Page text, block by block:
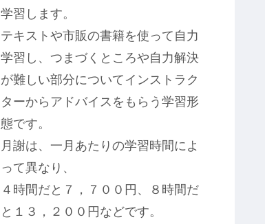
学習します。
テキストや市販の書籍を使って自力
学習し、つまづくところや自力解決
が難しい部分についてインストラク
ターからアドバイスをもらう学習形
態です。
月謝は、一月あたりの学習時間によ
って異なり、
４時間だと７，７００円、８時間だ
と１３，２００円などです。